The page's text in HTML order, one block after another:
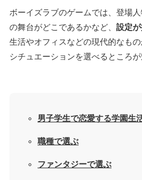
ボーイズラブのゲームでは、登場
の舞台がどこであるかなど、 設定
生活やオフィスなどの現代的なも
シチュエーションを選べるところが
男子学生で恋愛する学園生
職種で選ぶ
ファンタジーで選ぶ